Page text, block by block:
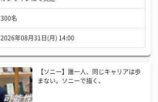
300名
2026年08月31日(月) 14:00
【ソニー】誰一人、同じキャリアは歩
まない。ソニーで描く、